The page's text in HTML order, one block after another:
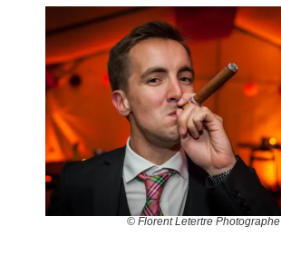
© Florent Letertre Photographe